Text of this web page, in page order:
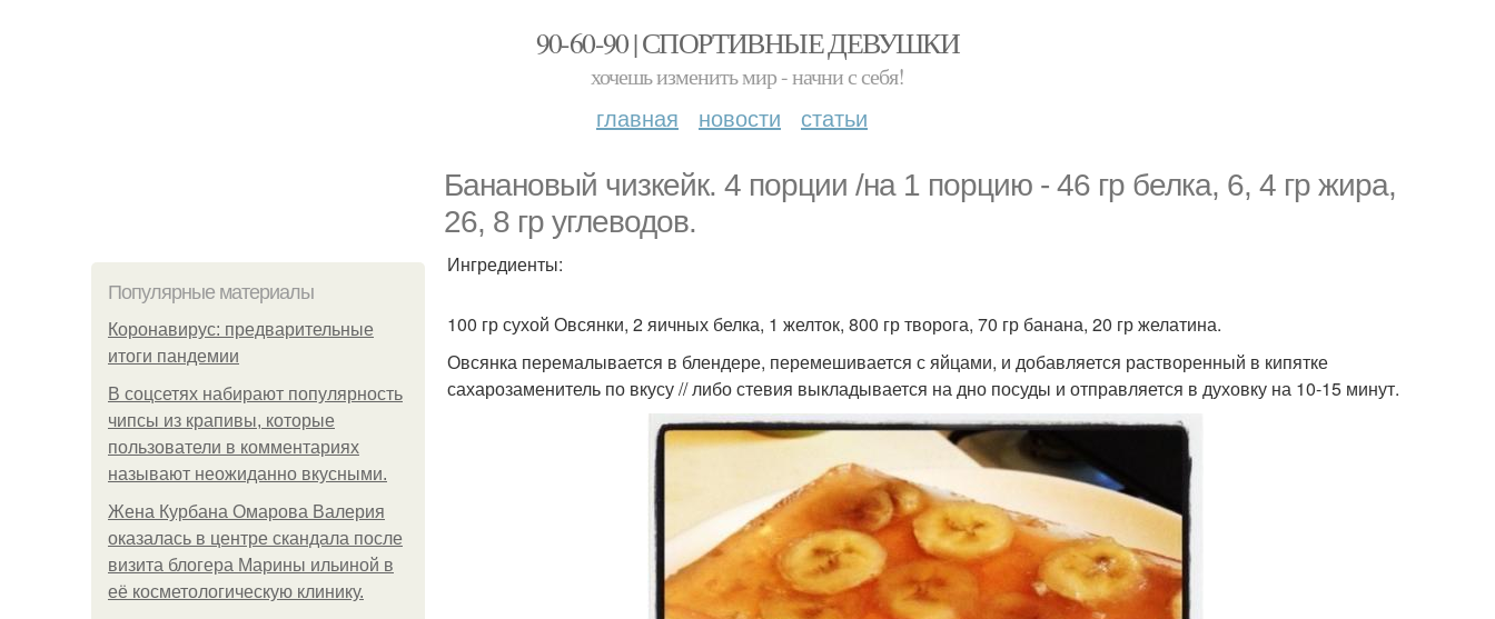
90-60-90 | СПОРТИВНЫЕ ДЕВУШКИ
хочешь изменить мир - начни с себя!
главная новости статьи
Банановый чизкейк. 4 порции /на 1 порцию - 46 гр белка, 6, 4 гр жира,
26, 8 гр углеводов.
Популярные материалы
Коронавирус: предварительные
итоги пандемии
В соцсетях набирают популярность
чипсы из крапивы, которые
пользователи в комментариях
называют неожиданно вкусными.
Жена Курбана Омарова Валерия
оказалась в центре скандала после
визита блогера Марины ильиной в
её косметологическую клинику.
Ингредиенты:
100 гр сухой Овсянки, 2 яичных белка, 1 желток, 800 гр творога, 70 гр банана, 20 гр желатина.
Овсянка перемалывается в блендере, перемешивается с яйцами, и добавляется растворенный в кипятке
сахарозаменитель по вкусу // либо стевия выкладывается на дно посуды и отправляется в духовку на 10-15 минут.